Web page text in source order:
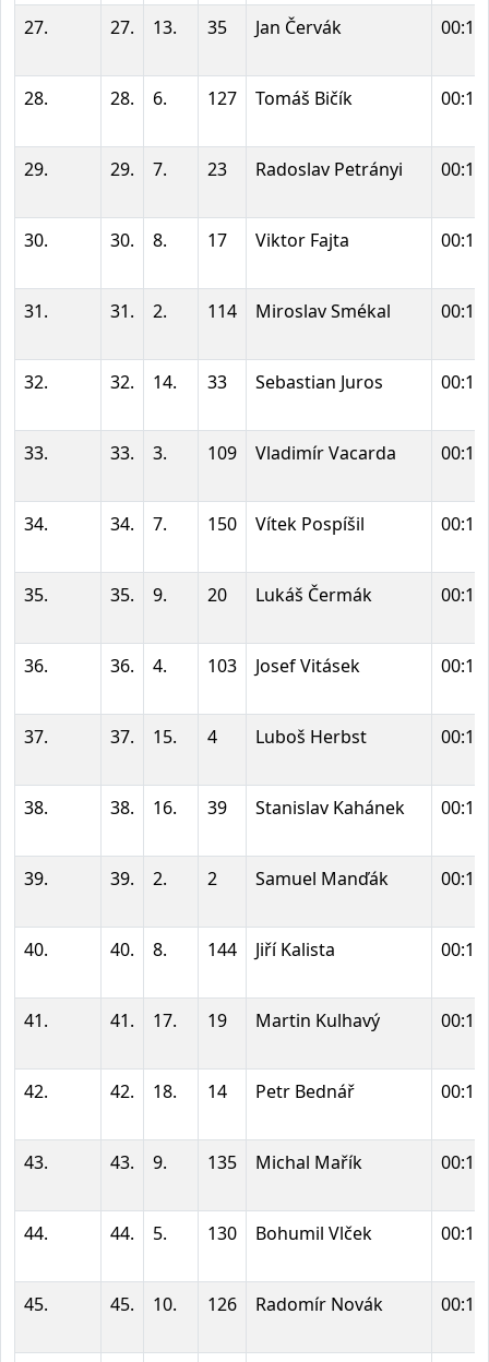
27. 27. 13. 35 Jan Červák
28. 28. 6. 127 Tomáš Bičík
29. 29. 7. 23 Radoslav Petrányi
30. 30. 8. 17 Viktor Fajta
31. 31. 2. 114 Miroslav Smékal
32. 32. 14. 33 Sebastian Juros
33. 33. 3. 109 Vladimír Vacarda
34. 34. 7. 150 Vítek Pospíšil
35. 35. 9. 20 Lukáš Čermák
36. 36. 4. 103 Josef Vitásek
37. 37. 15. 4 Luboš Herbst
38. 38. 16. 39 Stanislav Kahánek
39. 39. 2. 2 Samuel Manďák
40. 40. 8. 144 Jiří Kalista
41. 41. 17. 19 Martin Kulhavý
42. 42. 18. 14 Petr Bednář
43. 43. 9. 135 Michal Mařík
44. 44. 5. 130 Bohumil Vlček
45. 45. 10. 126 Radomír Novák